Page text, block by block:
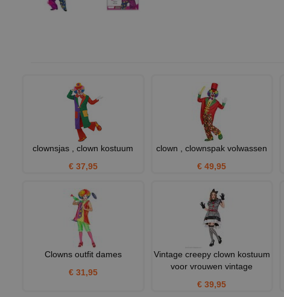
clownsjas , clown kostuum
€ 37,95
clown , clownspak volwassen
€ 49,95
Clowns outfit dames
€ 31,95
Vintage creepy clown kostuum
voor vrouwen vintage
€ 39,95